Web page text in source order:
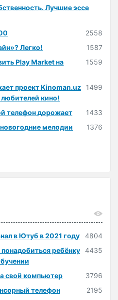
Лучшие эссе
2558
Легко!
1587
Play Market на
1559
проект Kinoman.uz
любителей кино!
1499
телефон дорожает
1433
мелодии
1376
в Ютуб в 2021 году
4804
ребёнку 4435
свой компьютер
3796
телефон
2195